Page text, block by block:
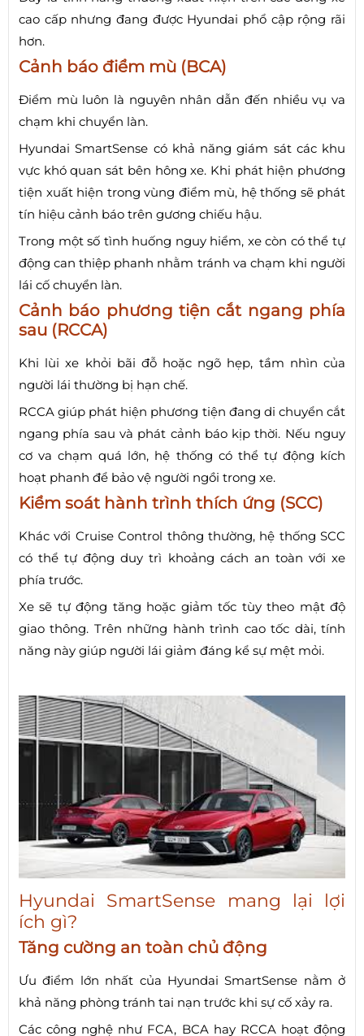
cao cấp nhưng đang được Hyundai phổ cập rộng rãi
hơn.
Cảnh báo điểm mù (BCA)
Điểm mù luôn là nguyên nhân dẫn đến nhiều vụ va
chạm khi chuyển làn.
Hyundai SmartSense có khả năng giám sát các khu
vực khó quan sát bên hông xe. Khi phát hiện phương
tiện xuất hiện trong vùng điểm mù, hệ thống sẽ phát
tín hiệu cảnh báo trên gương chiếu hậu.
Trong một số tình huống nguy hiểm, xe còn có thể tự
động can thiệp phanh nhằm tránh va chạm khi người
lái cố chuyển làn.
Cảnh báo phương tiện cắt ngang phía
sau (RCCA)
Khi lùi xe khỏi bãi đỗ hoặc ngõ hẹp, tầm nhìn của
người lái thường bị hạn chế.
RCCA giúp phát hiện phương tiện đang di chuyển cắt
ngang phía sau và phát cảnh báo kịp thời. Nếu nguy
cơ va chạm quá lớn, hệ thống có thể tự động kích
hoạt phanh để bảo vệ người ngồi trong xe.
Kiểm soát hành trình thích ứng (SCC)
Khác với Cruise Control thông thường, hệ thống SCC
có thể tự động duy trì khoảng cách an toàn với xe
phía trước.
Xe sẽ tự động tăng hoặc giảm tốc tùy theo mật độ
giao thông. Trên những hành trình cao tốc dài, tính
năng này giúp người lái giảm đáng kể sự mệt mỏi.
Hyundai SmartSense mang lại lợi
ích gì?
Tăng cường an toàn chủ động
Ưu điểm lớn nhất của Hyundai SmartSense nằm ở
khả năng phòng tránh tai nạn trước khi sự cố xảy ra.
Các công nghệ như FCA, BCA hay RCCA hoạt động